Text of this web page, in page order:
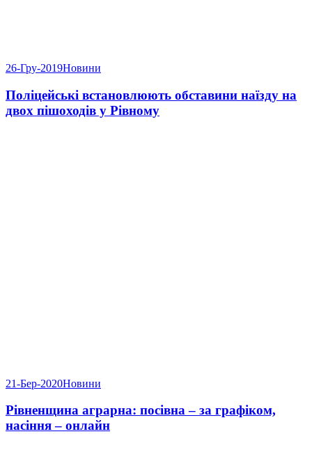
26-Гру-2019Новини
Поліцейські встановлюють обставини наїзду на
двох пішоходів у Рівному
21-Бер-2020Новини
Рівненщина аграрна: посівна – за графіком,
насіння – онлайн